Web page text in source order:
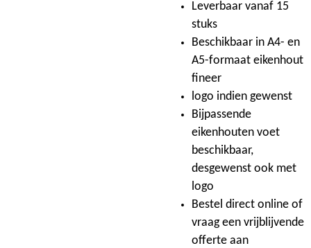
Leverbaar vanaf 15
stuks
Beschikbaar in A4- en
A5-formaat eikenhout
fineer
logo indien gewenst
Bijpassende
eikenhouten voet
beschikbaar,
desgewenst ook met
logo
Bestel direct online of
vraag een vrijblijvende
offerte aan